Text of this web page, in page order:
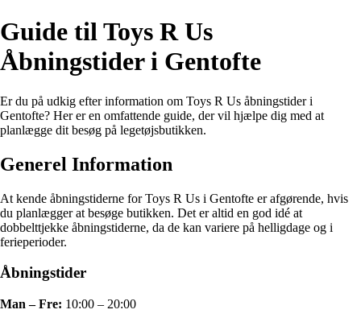
Guide til Toys R Us
Åbningstider i Gentofte
Er du på udkig efter information om Toys R Us åbningstider i
Gentofte? Her er en omfattende guide, der vil hjælpe dig med at
planlægge dit besøg på legetøjsbutikken.
Generel Information
At kende åbningstiderne for Toys R Us i Gentofte er afgørende, hvis
du planlægger at besøge butikken. Det er altid en god idé at
dobbelttjekke åbningstiderne, da de kan variere på helligdage og i
ferieperioder.
Åbningstider
Man – Fre: 10:00 – 20:00